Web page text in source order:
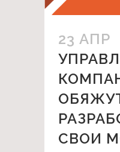
23 АПР
СВОИ